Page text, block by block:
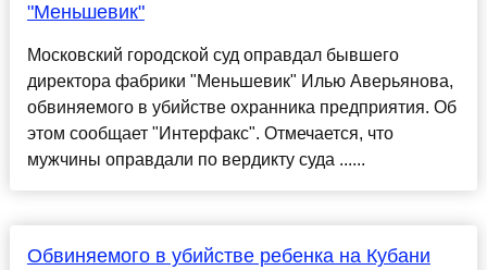
"Меньшевик"
Московский городской суд оправдал бывшего
директора фабрики "Меньшевик" Илью Аверьянова,
обвиняемого в убийстве охранника предприятия. Об
этом сообщает "Интерфакс". Отмечается, что
мужчины оправдали по вердикту суда ......
Обвиняемого в убийстве ребенка на Кубани